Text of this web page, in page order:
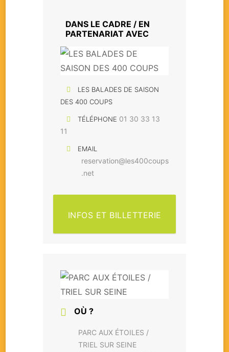
DANS LE CADRE / EN
PARTENARIAT AVEC
LES BALADES DE SAISON
DES 400 COUPS
TÉLÉPHONE 01 30 33 13
11
EMAIL
reservation@les400coups
.net
INFOS ET BILLETTERIE
OÙ ?
PARC AUX ÉTOILES /
TRIEL SUR SEINE